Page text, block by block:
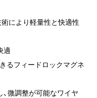
により軽量性と快適性
適
るフィードロックマグネ
微調整が可能なワイヤ